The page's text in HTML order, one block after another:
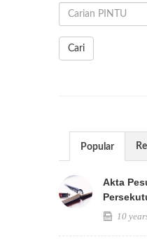
Cari
Popular
Akta
10